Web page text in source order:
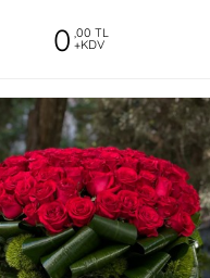
0 ,00 TL
+KDV